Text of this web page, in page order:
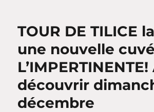
TOUR DE TILICE
une nouvelle
L’IMPERTINENTE!
découvrir
décembre